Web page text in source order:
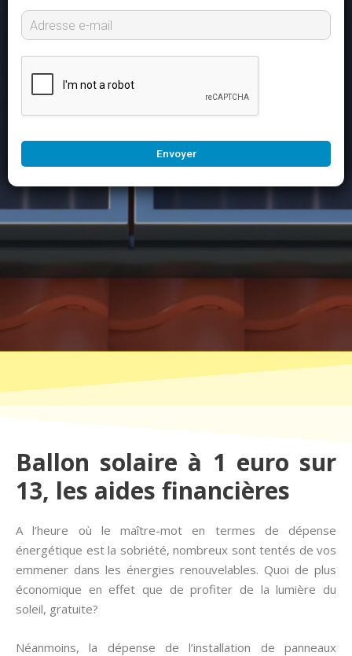
Envoyer
Ballon solaire à 1 euro sur
13, les aides financières
A l’heure où le maître-mot en termes de dépense
énergétique est la sobriété, nombreux sont tentés de vos
emmener dans les énergies renouvelables. Quoi de plus
économique en effet que de profiter de la lumière du
soleil, gratuite?
Néanmoins, la dépense de l’installation de panneaux